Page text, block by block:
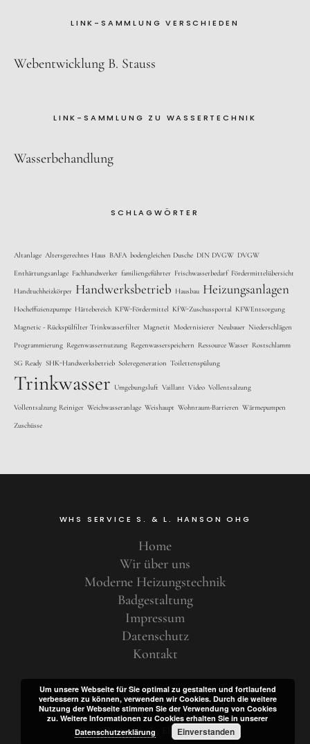
LINK-SAMMLUNG VERSCHIEDEN
Webentwicklung B. Stauss
LINK-SAMMLUNG ZU WASSERTECHNIK
Wasserbehandlung
SCHLAGWÖRTER
Altanlage Altersgerechtes Haus BAFA bodengleichen Dusche DIN DVGW DVGW
Enthärtungsanlage Fachhandwerker familiengeführter Frischwasserbedarf Fördermittelübersicht
Handtuchheizkörper Handwerksbetrieb Hausbau Heizungsanlagen
Hocheffizienzpumpe Härtebereich KFW-Fördermittel KfW-Zuschussportal KFWEntsorgung
Magnetic - Rückspülfilter Trinkwasserfilter Magnetit Modernisierer Neubauer Niederschlägen
Programmierung Regenwassernutzung Regenwasserspeichern Ressource Wasser Rostschlamm
SG Ready SHK-Handwerksbetrieb Soleregeneration Toilettenspülung
Trinkwasser Umgebungsluft Vaillant Video Vollentsalzung
Vollentsalzung Reiniger Weichwasseranlage Weishaupt Wohnraum-Barrieren Wärmepumpen
Zuschüsse
WHS SERVICE S. & L. HANSON OHG
Home
Wir über uns
Moderne Heizungstechnik
Badgestaltung
Impressum
Datenschutz
Kontakt
Copyright © 2026 WHS Service S. & L. Hanson OHG
Powered byWordPress
Theme: Uku by
Elmastudio
Um unsere Webseite für Sie optimal zu gestalten und fortlaufend
verbessern zu können, verwenden wir Cookies. Durch die weitere
Nutzung der Webseite stimmen Sie der Verwendung von Cookies
zu. Weitere Informationen zu Cookies erhalten Sie in unserer
Datenschutzerklärung
Einverstanden